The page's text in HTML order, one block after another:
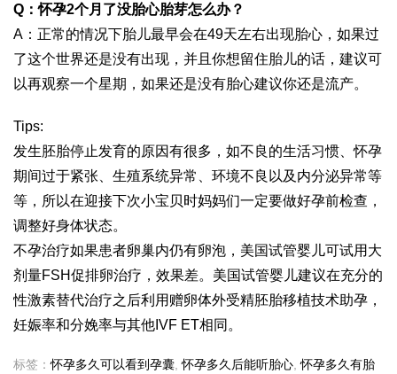
Q：怀孕2个月了没胎心胎芽怎么办？
A：正常的情况下胎儿最早会在49天左右出现胎心，如果过
了这个世界还是没有出现，并且你想留住胎儿的话，建议可
以再观察一个星期，如果还是没有胎心建议你还是流产。
Tips:
发生胚胎停止发育的原因有很多，如不良的生活习惯、怀孕
期间过于紧张、生殖系统异常、环境不良以及内分泌异常等
等，所以在迎接下次小宝贝时妈妈们一定要做好孕前检查，
调整好身体状态。
不孕治疗如果患者卵巢内仍有卵泡，美国试管婴儿可试用大
剂量FSH促排卵治疗，效果差。美国试管婴儿建议在充分的
性激素替代治疗之后利用赠卵体外受精胚胎移植技术助孕，
妊娠率和分娩率与其他IVF ET相同。
标签：怀孕多久可以看到孕囊 ,怀孕多久后能听胎心 ,怀孕多久有胎